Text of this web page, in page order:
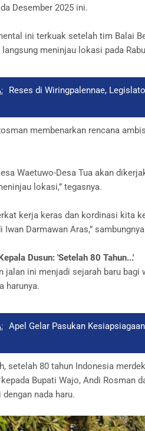
Desember 2025 ini.
ini terkuak setelah tim Balai
meninjau lokasi pada
Reses di Wiringpalennae,
membenarkan rencana
Waetuwo-Desa Tua akan
lokasi,” tegasnya.
kerja keras dan kordinasi kita
Iwan Darmawan Aras,”
Dusun: 'Setelah 80 Tahun...'
jalan ini menjadi sejarah baru bagi
harunya.
Apel Gelar Pasukan
setelah 80 tahun Indonesia
Bupati Wajo, Andi Rosman
nada haru.